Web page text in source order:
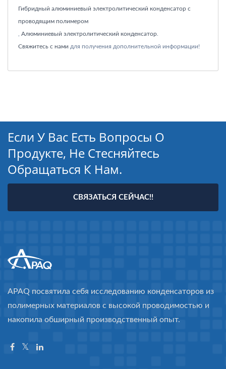
Гибридный алюминиевый электролитический конденсатор с
проводящим полимером
Алюминиевый электролитический конденсатор
Свяжитесь с нами для получения дополнительной информации!
Если У Вас Есть Вопросы О
Продукте, Не Стесняйтесь
Обращаться К Нам.
СВЯЗАТЬСЯ СЕЙЧАС!!
APAQ посвятила себя исследованию конденсаторов из
полимерных материалов с высокой проводимостью и
накопила обширный производственный опыт.